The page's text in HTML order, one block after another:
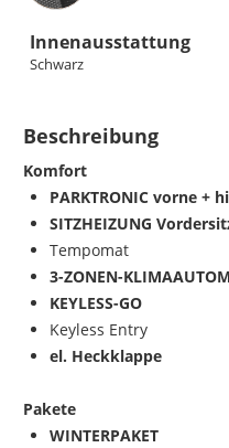
Innenausstattung
Schwarz
Beschreibung
Komfort
PARKTRONIC vorne +
SITZHEIZUNG
Tempomat
3-ZONEN-
KEYLESS-GO
Keyless Entry
el. Heckklappe
Pakete
WINTERPAKET